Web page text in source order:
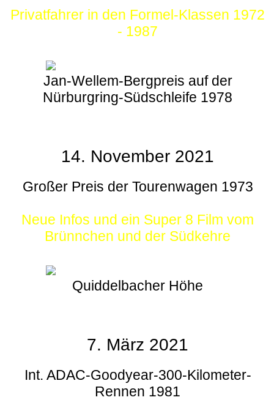
Privatfahrer in den Formel-Klassen 1972
- 1987
Jan-Wellem-Bergpreis auf der
Nürburgring-Südschleife 1978
14. November 2021
Großer Preis der Tourenwagen 1973
Neue Infos und ein Super 8 Film vom
Brünnchen und der Südkehre
Quiddelbacher Höhe
7. März 2021
Int. ADAC-Goodyear-300-Kilometer-
Rennen 1981